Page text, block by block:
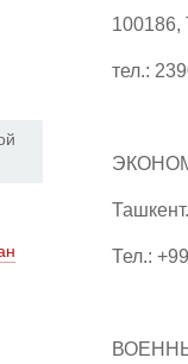
тел.:
Тел.: